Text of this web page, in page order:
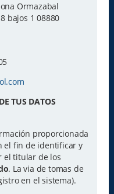
Ormazabal
bajos 1 08880
TUS DATOS
proporcionada
el fin de identificar y
el titular de los
. La via de tomas de
en el sistema).